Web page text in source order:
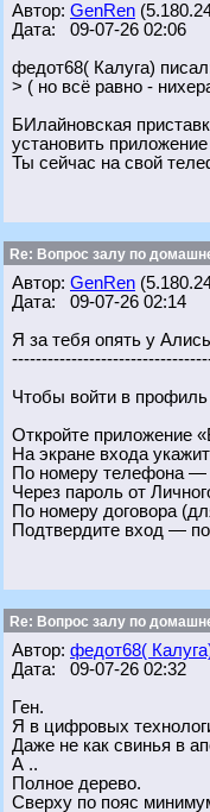
Автор: GenRen
Дата: 09-07-26 02:06
федот68( Калуга)
> ( но всё равно -
БИлайновская
установить
Ты сейчас на свой
Re: Вопрос залу по
Автор: GenRen
Дата: 09-07-26 02:14
Я за тебя опять у
Чтобы войти в
Откройте приложение
На экране входа
По номеру телефона —
Через пароль от
По номеру договора
Подтвердите вход —
Re: Вопрос залу по
Автор: федот68(
Дата: 09-07-26 02:32
Ген.
Я в цифровых
Даже не как свинья в
А ..
Полное дерево.
Сверху по пояс